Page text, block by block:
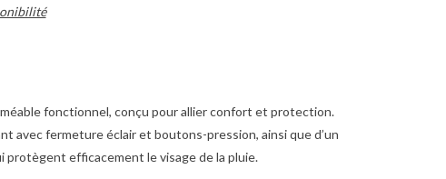
fonctionnel, conçu pour allier confort et protection.
avec fermeture éclair et boutons-pression, ainsi que d’un
protègent efficacement le visage de la pluie.